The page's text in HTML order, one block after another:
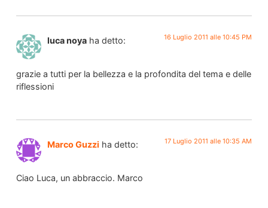
luca noya ha detto: 16 Luglio 2011 alle 10:45 PM
grazie a tutti per la bellezza e la profondita del tema e delle
riflessioni
Marco Guzzi ha detto: 17 Luglio 2011 alle 10:35 AM
Ciao Luca, un abbraccio. Marco